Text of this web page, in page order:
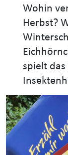
Wohin
Herbst?
spielt